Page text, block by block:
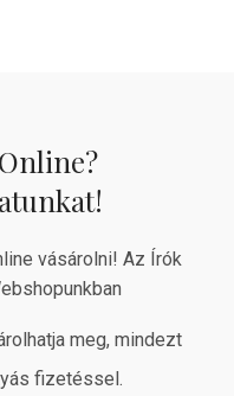
vásárolni! Az Írók
meg, mindezt
fizetéssel.